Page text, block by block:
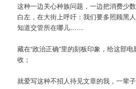
这种一边关心种族问题，一边把消费少
白左，在大街上呼吁：我们要多照顾黑
知道交管所在哪儿……
藏在“政治正确”里的刻板印象，给这部
收；
就爱写这种不招人待见文章的我，一辈子